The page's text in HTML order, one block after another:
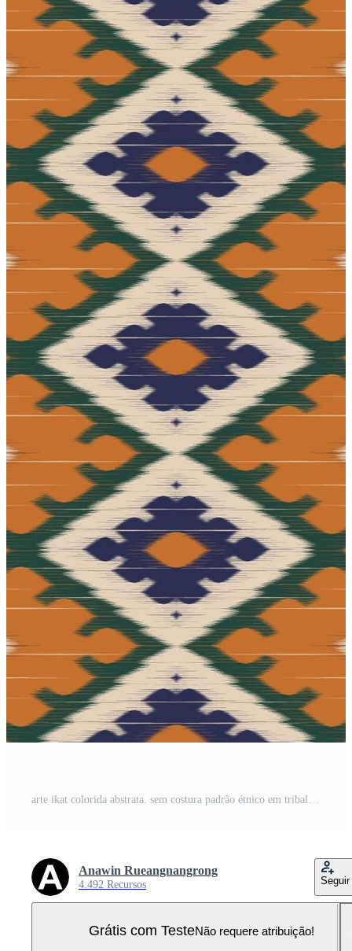
arte ikat colorida abstrata. sem costura padrão étnico em tribal. estilo mexicano listrado. design para plano de fundo, ilustração, embrulho, roupas, batik, tecido, bordado. Vetor Pro e SVG Pro
Anawin Rueangnangrong
4.492 Recursos Seguir
Grátis com TesteNão requere atribuição!